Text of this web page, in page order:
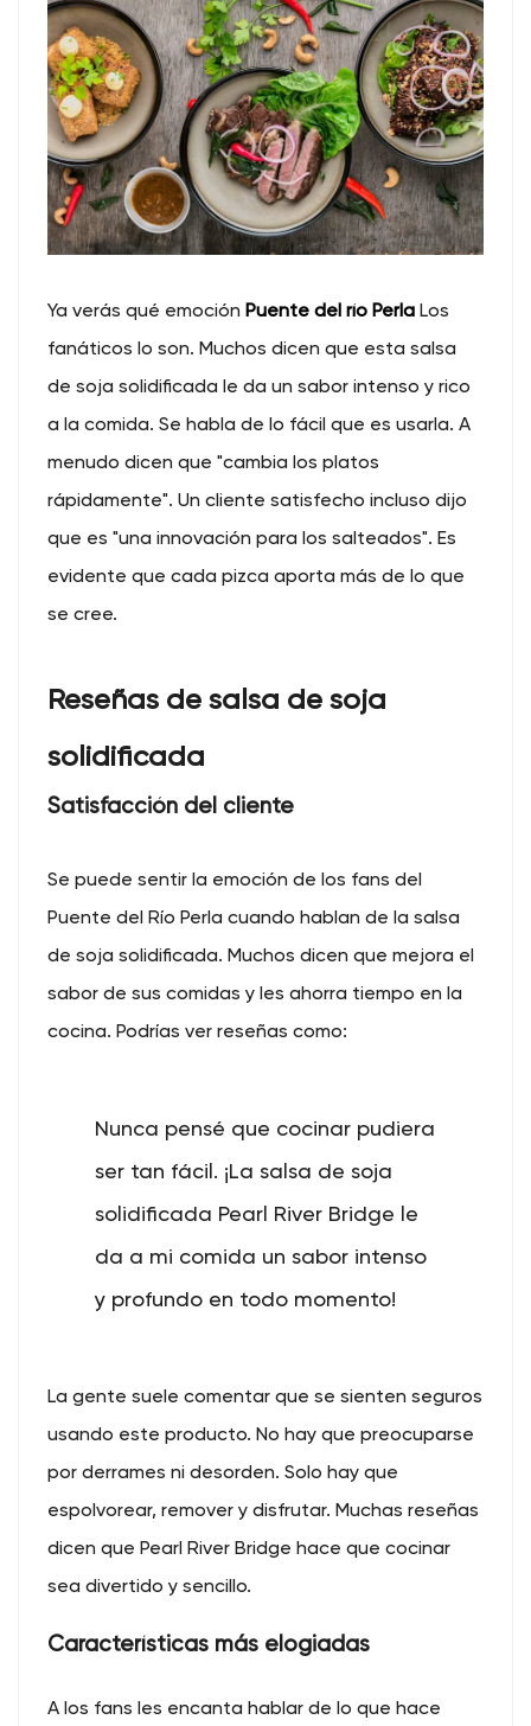
Ya verás qué emoción Puente del río Perla Los
fanáticos lo son. Muchos dicen que esta salsa
de soja solidificada le da un sabor intenso y rico
a la comida. Se habla de lo fácil que es usarla. A
menudo dicen que "cambia los platos
rápidamente". Un cliente satisfecho incluso dijo
que es "una innovación para los salteados". Es
evidente que cada pizca aporta más de lo que
se cree.
Reseñas de salsa de soja
solidificada
Satisfacción del cliente
Se puede sentir la emoción de los fans del
Puente del Río Perla cuando hablan de la salsa
de soja solidificada. Muchos dicen que mejora el
sabor de sus comidas y les ahorra tiempo en la
cocina. Podrías ver reseñas como:
Nunca pensé que cocinar pudiera
ser tan fácil. ¡La salsa de soja
solidificada Pearl River Bridge le
da a mi comida un sabor intenso
y profundo en todo momento!
La gente suele comentar que se sienten seguros
usando este producto. No hay que preocuparse
por derrames ni desorden. Solo hay que
espolvorear, remover y disfrutar. Muchas reseñas
dicen que Pearl River Bridge hace que cocinar
sea divertido y sencillo.
Características más elogiadas
A los fans les encanta hablar de lo que hace